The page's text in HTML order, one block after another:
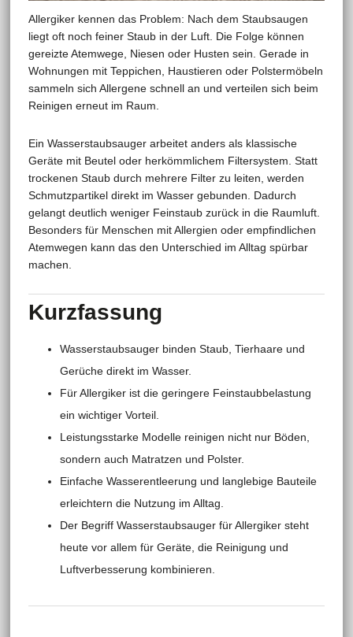
Allergiker kennen das Problem: Nach dem Staubsaugen
liegt oft noch feiner Staub in der Luft. Die Folge können
gereizte Atemwege, Niesen oder Husten sein. Gerade in
Wohnungen mit Teppichen, Haustieren oder Polstermöbeln
sammeln sich Allergene schnell an und verteilen sich beim
Reinigen erneut im Raum.
Ein Wasserstaubsauger arbeitet anders als klassische
Geräte mit Beutel oder herkömmlichem Filtersystem. Statt
trockenen Staub durch mehrere Filter zu leiten, werden
Schmutzpartikel direkt im Wasser gebunden. Dadurch
gelangt deutlich weniger Feinstaub zurück in die Raumluft.
Besonders für Menschen mit Allergien oder empfindlichen
Atemwegen kann das den Unterschied im Alltag spürbar
machen.
Kurzfassung
Wasserstaubsauger binden Staub, Tierhaare und
Gerüche direkt im Wasser.
Für Allergiker ist die geringere Feinstaubbelastung
ein wichtiger Vorteil.
Leistungsstarke Modelle reinigen nicht nur Böden,
sondern auch Matratzen und Polster.
Einfache Wasserentleerung und langlebige Bauteile
erleichtern die Nutzung im Alltag.
Der Begriff Wasserstaubsauger für Allergiker steht
heute vor allem für Geräte, die Reinigung und
Luftverbesserung kombinieren.